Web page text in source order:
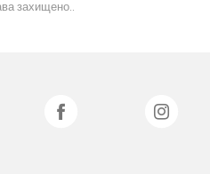
захищено..